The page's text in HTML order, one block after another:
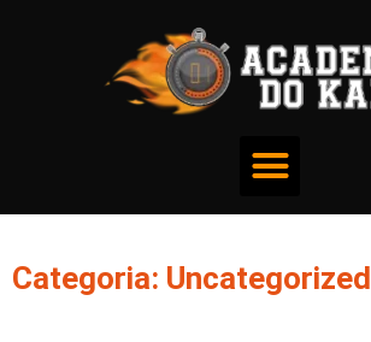
Categoria: Uncategorized